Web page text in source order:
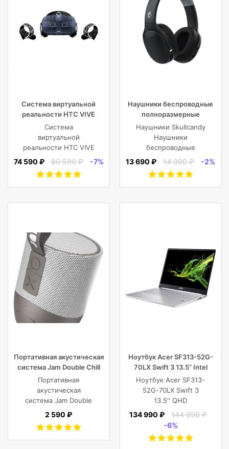
Система виртуальной
реальности HTC VIVE
Cosmos
Система
виртуальной
реальности HTC VIVE
Cosmos
74 590 ₽ 80 590 ₽ -7%
Наушники беспроводные
полноразмерные
Skullcandy CRUSHER EVO
WIRELESS OVER-EAR,
черные
Наушники Skullcandy
Наушники
беспроводные
полноразмерные
WIRELESS OVER-EAR,
черные
13 690 ₽ 14 090 ₽ -2%
Портативная акустическая
система Jam Double Chill
Grey
Портативная
акустическая
система Jam Double
Chill Grey (серый)
2 590 ₽
Ноутбук Acer SF313-52G-
70LX Swift 3 13.5” Intel
Core i7 16 GB 1TB SSD,
Silver
Ноутбук Acer SF313-
52G-70LX Swift 3
13.5'' QHD
(2256x1504) IPS/Intel
Core i7-1065G7
1.30GHz Quad/16
GB+1TB SSD/GF
134 990 ₽
144 990 ₽
-6%